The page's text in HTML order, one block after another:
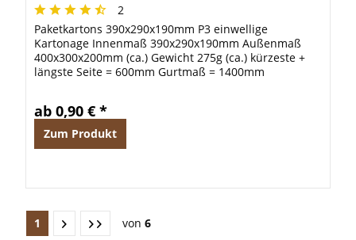
2
Paketkartons 390x290x190mm P3 einwellige
Kartonage Innenmaß 390x290x190mm Außenmaß
400x300x200mm (ca.) Gewicht 275g (ca.) kürzeste +
längste Seite = 600mm Gurtmaß = 1400mm
ab 0,90 € *
Zum Produkt
1 von 6